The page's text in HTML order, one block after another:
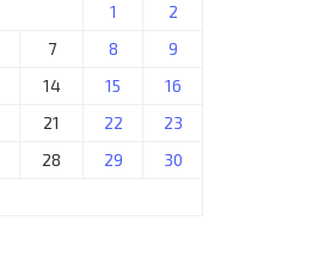
1
2
7 8
9
14 15
16
21 22
23
28 29
30